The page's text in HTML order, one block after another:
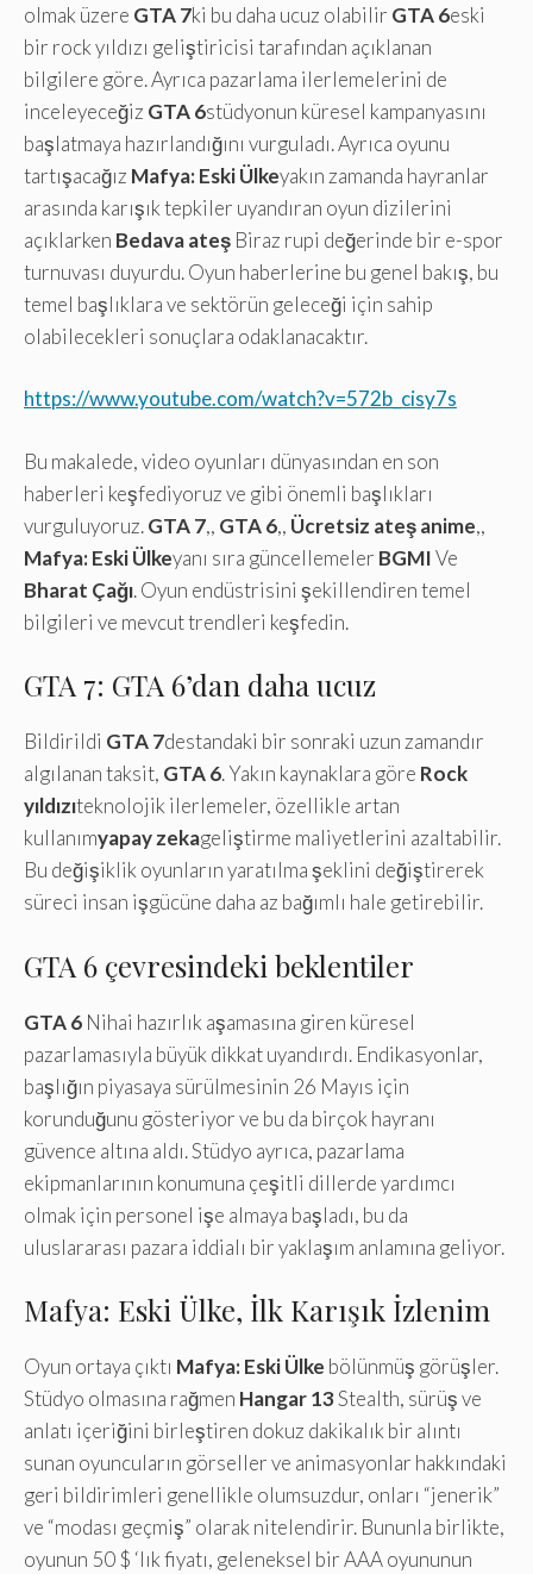
olmak üzere GTA 7ki bu daha ucuz olabilir GTA 6eski
bir rock yıldızı geliştiricisi tarafından açıklanan
bilgilere göre. Ayrıca pazarlama ilerlemelerini de
inceleyeceğiz GTA 6stüdyonun küresel kampanyasını
başlatmaya hazırlandığını vurguladı. Ayrıca oyunu
tartışacağız Mafya: Eski Ülkeyakın zamanda hayranlar
arasında karışık tepkiler uyandıran oyun dizilerini
açıklarken Bedava ateş Biraz rupi değerinde bir e-spor
turnuvası duyurdu. Oyun haberlerine bu genel bakış, bu
temel başlıklara ve sektörün geleceği için sahip
olabilecekleri sonuçlara odaklanacaktır.
https://www.youtube.com/watch?v=572b_cisy7s
Bu makalede, video oyunları dünyasından en son
haberleri keşfediyoruz ve gibi önemli başlıkları
vurguluyoruz.GTA 7,, GTA 6,, Ücretsiz ateş anime,,
Mafya: Eski Ülkeyanı sıra güncellemeler BGMIVe
Bharat Çağı. Oyun endüstrisini şekillendiren temel
bilgileri ve mevcut trendleri keşfedin.
GTA 7: GTA 6’dan daha ucuz
Bildirildi GTA 7destandaki bir sonraki uzun zamandır
algılanan taksit, GTA 6. Yakın kaynaklara göre Rock
yıldızıteknolojik ilerlemeler, özellikle artan
kullanımyapay zekageliştirme maliyetlerini azaltabilir.
Bu değişiklik oyunların yaratılma şeklini değiştirerek
süreci insan işgücüne daha az bağımlı hale getirebilir.
GTA 6 çevresindeki beklentiler
GTA 6 Nihai hazırlık aşamasına giren küresel
pazarlamasıyla büyük dikkat uyandırdı. Endikasyonlar,
başlığın piyasaya sürülmesinin 26 Mayıs için
korunduğunu gösteriyor ve bu da birçok hayranı
güvence altına aldı. Stüdyo ayrıca, pazarlama
ekipmanlarının konumuna çeşitli dillerde yardımcı
olmak için personel işe almaya başladı, bu da
uluslararası pazara iddialı bir yaklaşım anlamına geliyor.
Mafya: Eski Ülke, İlk Karışık İzlenim
Oyun ortaya çıktı Mafya: Eski Ülke bölünmüş görüşler.
Stüdyo olmasına rağmen Hangar 13Stealth, sürüş ve
anlatı içeriğini birleştiren dokuz dakikalık bir alıntı
sunan oyuncuların görseller ve animasyonlar hakkındaki
geri bildirimleri genellikle olumsuzdur, onları “jenerik”
ve “modası geçmiş” olarak nitelendirir. Bununla birlikte,
oyunun 50 $ ‘lık fiyatı, geleneksel bir AAA oyununun